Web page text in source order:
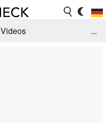
Videos
...